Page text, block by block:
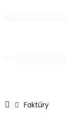
Faktúry